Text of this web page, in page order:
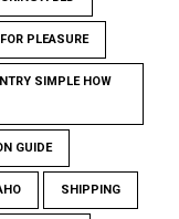
PLEASURE
SIMPLE HOW
GUIDE
SHIPPING